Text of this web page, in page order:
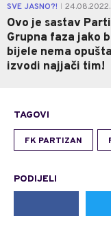
SVE JASNO?! 24.08.2022.
Ovo je sastav
Grupna faza jako
bijele nema
izvodi najjači tim!
TAGOVI
FK PARTIZAN
PODIJELI